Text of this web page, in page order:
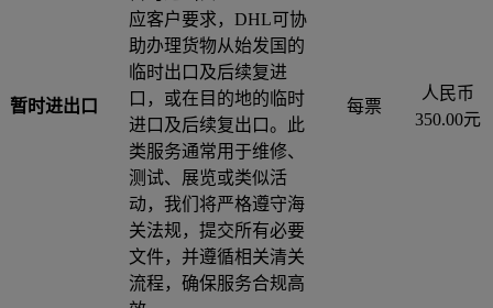
暂时进出口
应客户要求，DHL可协
助办理货物从始发国的
临时出口及后续复进
口，或在目的地的临时
进口及后续复出口。此
类服务通常用于维修、
测试、展览或类似活
动，我们将严格遵守海
关法规，提交所有必要
文件，并遵循相关清关
流程，确保服务合规高
每票
人民币
350.00元